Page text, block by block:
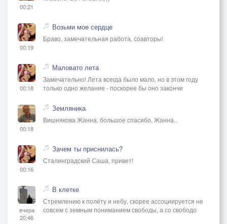
00:21
00:19
Возьми мое сердце
Браво, замечательная работа, соавторы!
00:18
Маловато лета
Замечательно! Лета всегда было мало, но в этом году
только одно желание - поскорее бы оно закончи
00:18
Земляника
Вишнякова Жанна, большое спасибо, Жанна..
00:16
Зачем ты приснилась?
Сталинградский Саша, привет!
вчера
20:46
В клетке
Стремлению к полёту и небу, скорее ассоциируется не
совсем с земным пониманием свободы, а со свободо